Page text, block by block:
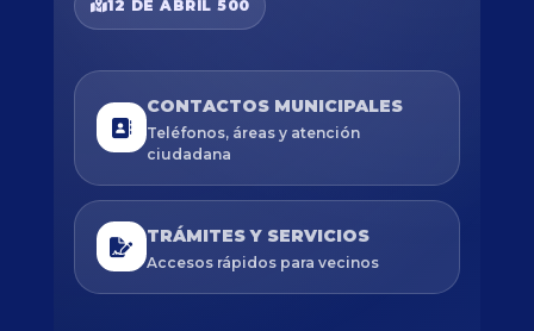
12 DE ABRIL 500
CONTACTOS MUNICIPALES
Teléfonos, áreas y atención
ciudadana
TRÁMITES Y SERVICIOS
Accesos rápidos para vecinos